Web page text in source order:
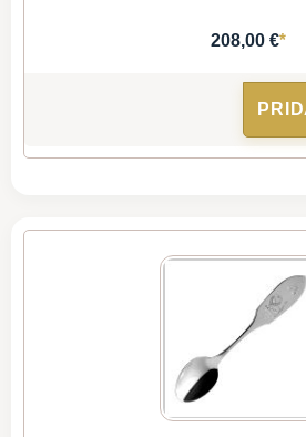
208,00 €*